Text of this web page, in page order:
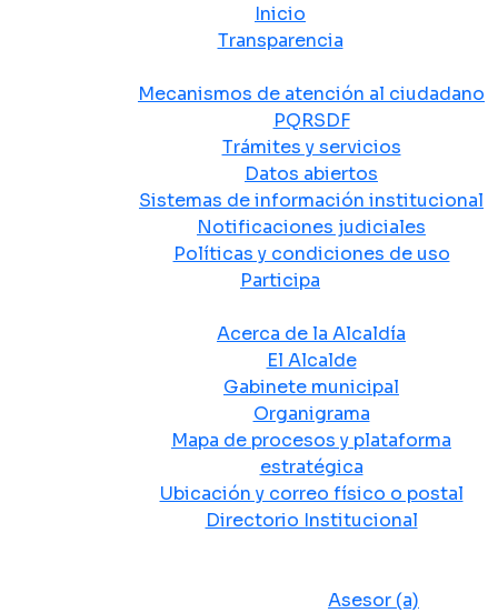
Inicio
Transparencia
Mecanismos de atención al ciudadano
PQRSDF
Trámites y servicios
Datos abiertos
Sistemas de información institucional
Notificaciones judiciales
Políticas y condiciones de uso
Participa
Acerca de la Alcaldía
El Alcalde
Gabinete municipal
Organigrama
Mapa de procesos y plataforma
estratégica
Ubicación y correo físico o postal
Directorio Institucional
Asesor (a)